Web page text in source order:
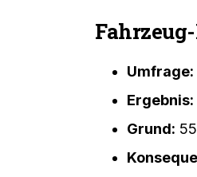
Umfrage:
Ergebnis:
Grund: